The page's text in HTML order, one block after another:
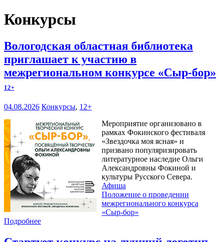
Конкурсы
Вологодская областная библиотека
приглашает к участию в
межрегиональном конкурсе «Сыр-бор»
12+
04.08.2026 Конкурсы, 12+
Мероприятие организовано в
рамках Фокинского фестиваля
«Звездочка моя ясная» и
призвано популяризировать
литературное наследие Ольги
Александровны Фокиной и
культуры Русского Севера.
Афиша
Положение о проведении
межрегионального конкурса
«Сыр-бор»
Подробнее